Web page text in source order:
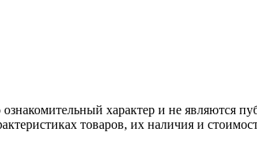
характер и не являются
товаров, их наличия и